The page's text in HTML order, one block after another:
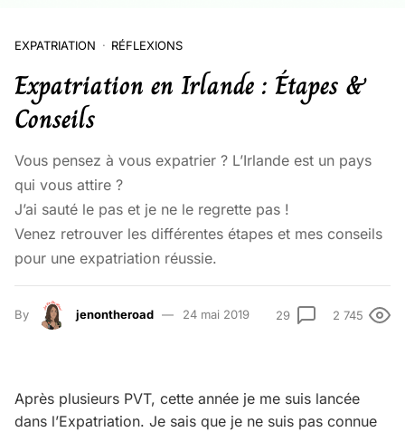
EXPATRIATION RÉFLEXIONS
Expatriation en Irlande : Étapes &
Conseils
Vous pensez à vous expatrier ? L’Irlande est un pays
qui vous attire ?
J’ai sauté le pas et je ne le regrette pas !
Venez retrouver les différentes étapes et mes conseils
pour une expatriation réussie.
By jenontheroad 24 mai 2019 29 2 745
Après plusieurs PVT, cette année je me suis lancée
dans l’Expatriation. Je sais que je ne suis pas connue